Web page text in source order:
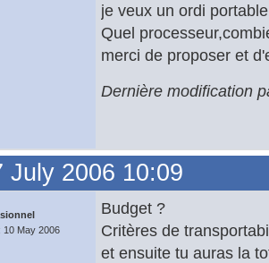
je veux un ordi
Quel
merci de proposer et
Dernière modification
July 2006 10:09
10 May 2006
Budget ?
Critères de
et ensuite tu auras la